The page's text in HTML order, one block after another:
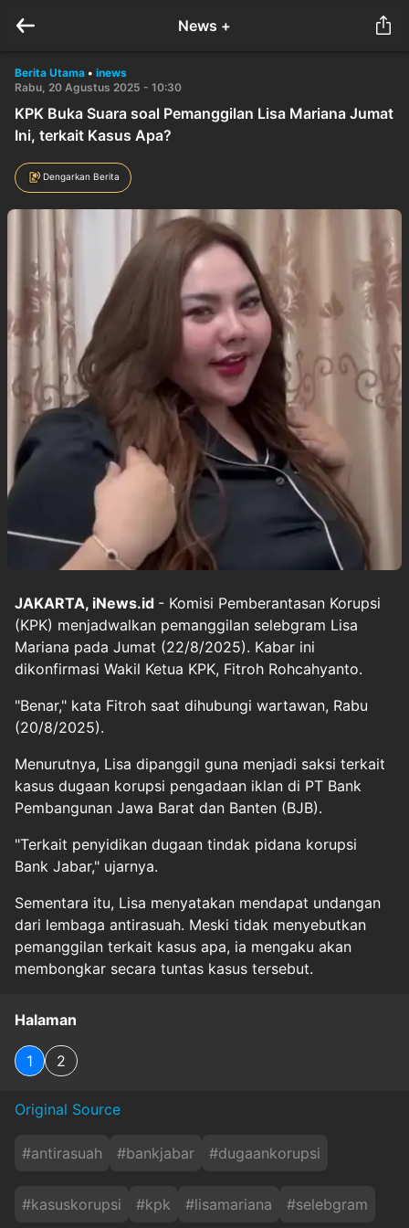
News +
Berita Utama • inews
Rabu, 20 Agustus 2025 - 10:30
KPK Buka Suara soal Pemanggilan Lisa Mariana Jumat
Ini, terkait Kasus Apa?
Dengarkan Berita
JAKARTA, iNews.id - Komisi Pemberantasan Korupsi
(KPK) menjadwalkan pemanggilan selebgram Lisa
Mariana pada Jumat (22/8/2025). Kabar ini
dikonfirmasi Wakil Ketua KPK, Fitroh Rohcahyanto.
"Benar," kata Fitroh saat dihubungi wartawan, Rabu
(20/8/2025).
Menurutnya, Lisa dipanggil guna menjadi saksi terkait
kasus dugaan korupsi pengadaan iklan di PT Bank
Pembangunan Jawa Barat dan Banten (BJB).
"Terkait penyidikan dugaan tindak pidana korupsi
Bank Jabar," ujarnya.
Sementara itu, Lisa menyatakan mendapat undangan
dari lembaga antirasuah. Meski tidak menyebutkan
pemanggilan terkait kasus apa, ia mengaku akan
membongkar secara tuntas kasus tersebut.
Halaman
1 2
Original Source
#antirasuah #bankjabar #dugaankorupsi
#kasuskorupsi #kpk #lisamariana #selebgram